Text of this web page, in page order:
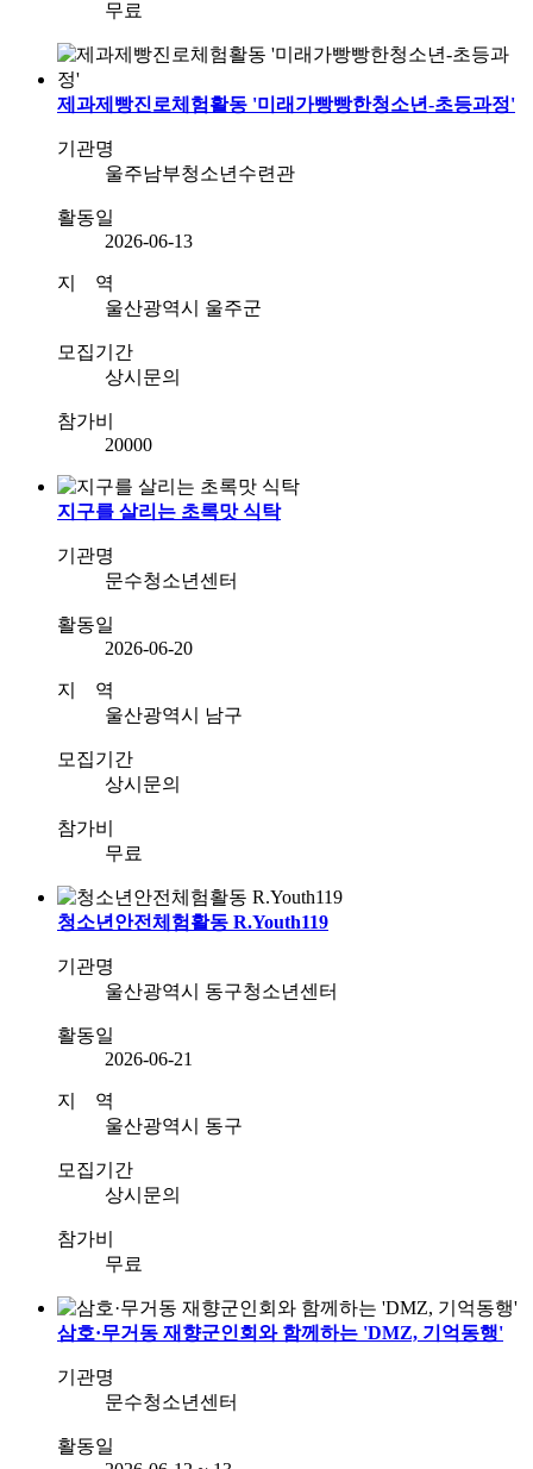
무료
제과제빵진로체험활동 '미래가빵빵한청소년-초등과정'
기관명
울주남부청소년수련관
활동일
2026-06-13
지 역
울산광역시 울주군
모집기간
상시문의
참가비
20000
지구를 살리는 초록맛 식탁
기관명
문수청소년센터
활동일
2026-06-20
지 역
울산광역시 남구
모집기간
상시문의
참가비
무료
청소년안전체험활동 R.Youth119
기관명
울산광역시 동구청소년센터
활동일
2026-06-21
지 역
울산광역시 동구
모집기간
상시문의
참가비
무료
삼호·무거동 재향군인회와 함께하는 'DMZ, 기억동행'
기관명
문수청소년센터
활동일